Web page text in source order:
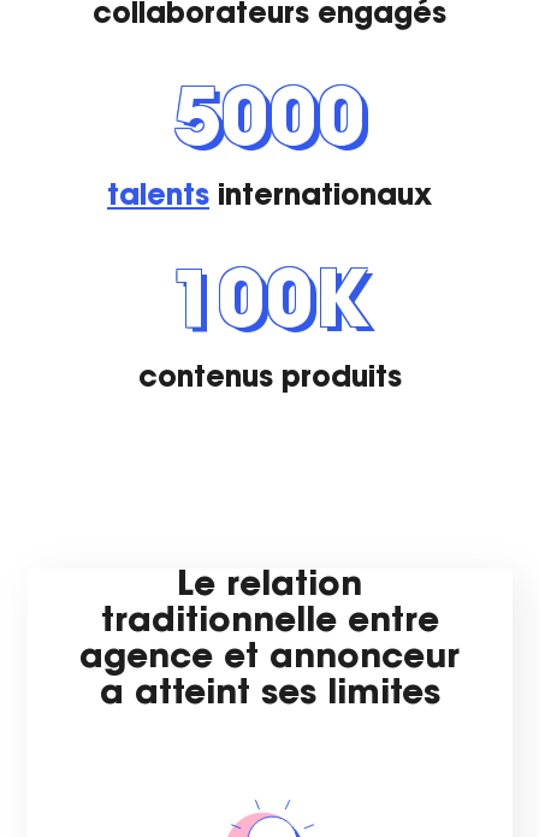
collaborateurs engagés
5000
talents internationaux
100K
contenus produits
Le relation
traditionnelle entre
agence et annonceur
a atteint ses limites